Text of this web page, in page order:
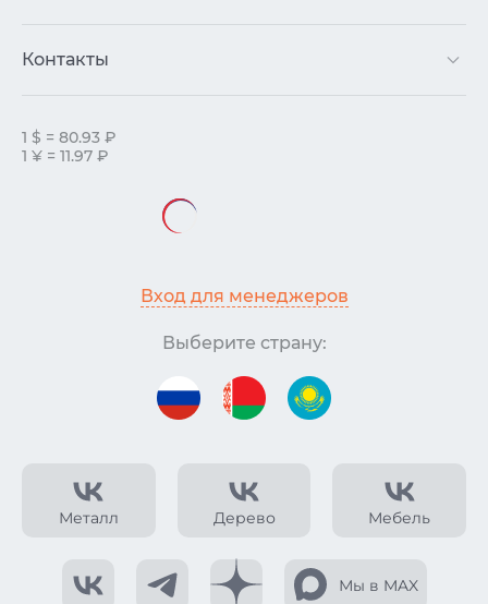
Металл Дерево Мебель
Мы в MAX
Контакты
1 $ = 80.93 ₽
1 ¥ = 11.97 ₽
Вход для менеджеров
Выберите страну: